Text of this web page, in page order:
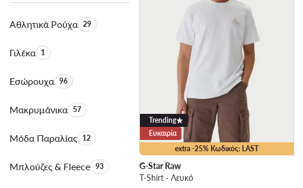
Αθλητικά ΡούχαΑριθμός προϊόντων:
29
ΓιλέκαΑριθμός προϊόντων:
1
ΕσώρουχαΑριθμός προϊόντων:
96
ΜακρυμάνικαΑριθμός προϊόντων:
57
Μόδα ΠαραλίαςΑριθμός προϊόντων:
12
Μπλούζες & FleeceΑριθμός προϊόντων:
93
extra -25% Κωδικός: LAST
Trending
Ευκαιρία
G-Star Raw
T-Shirt · Λευκό